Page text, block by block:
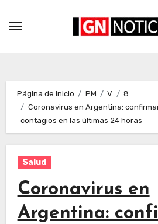
Página de inicio PM V
8
Coronavirus en Argentina:
contagios en las últimas 24 horas
Salud
Coronavirus en
Argentina: